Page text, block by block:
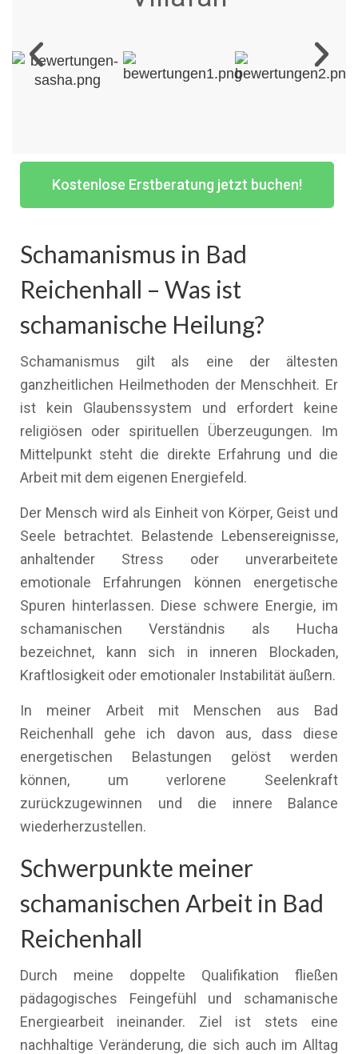
Kostenlose Erstberatung jetzt buchen!
Schamanismus in Bad
Reichenhall – Was ist
schamanische Heilung?
Schamanismus gilt als eine der ältesten
ganzheitlichen Heilmethoden der Menschheit. Er
ist kein Glaubenssystem und erfordert keine
religiösen oder spirituellen Überzeugungen. Im
Mittelpunkt steht die direkte Erfahrung und die
Arbeit mit dem eigenen Energiefeld.
Der Mensch wird als Einheit von Körper, Geist und
Seele betrachtet. Belastende Lebensereignisse,
anhaltender Stress oder unverarbeitete
emotionale Erfahrungen können energetische
Spuren hinterlassen. Diese schwere Energie, im
schamanischen Verständnis als Hucha
bezeichnet, kann sich in inneren Blockaden,
Kraftlosigkeit oder emotionaler Instabilität äußern.
In meiner Arbeit mit Menschen aus Bad
Reichenhall gehe ich davon aus, dass diese
energetischen Belastungen gelöst werden
können, um verlorene Seelenkraft
zurückzugewinnen und die innere Balance
wiederherzustellen.
Schwerpunkte meiner
schamanischen Arbeit in Bad
Reichenhall
Durch meine doppelte Qualifikation fließen
pädagogisches Feingefühl und schamanische
Energiearbeit ineinander. Ziel ist stets eine
nachhaltige Veränderung, die sich auch im Alltag